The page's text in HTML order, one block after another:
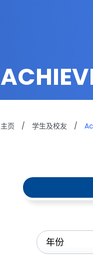
主页 / 学生及校友 /